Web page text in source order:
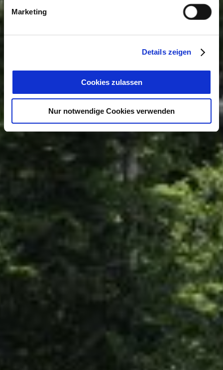
Marketing
Details zeigen
Cookies zulassen
Nur notwendige Cookies verwenden